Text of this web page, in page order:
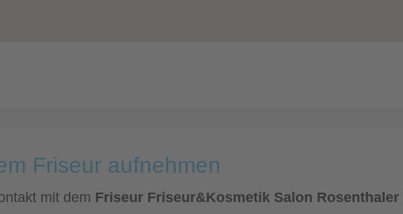
Friseur aufnehmen
mit dem Friseur Friseur&Kosmetik Salon Rosenthaler